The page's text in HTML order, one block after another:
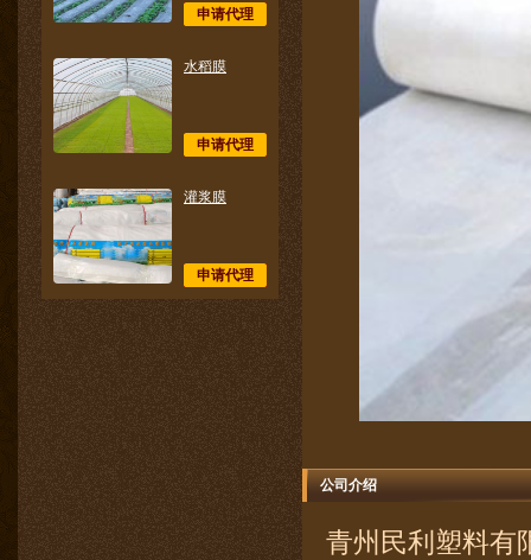
申请代理
水稻膜
申请代理
灌浆膜
申请代理
公司介绍
青州民利塑料有